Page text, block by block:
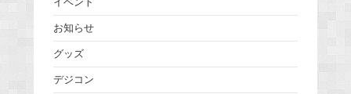
お知らせ
グッズ
デジコン